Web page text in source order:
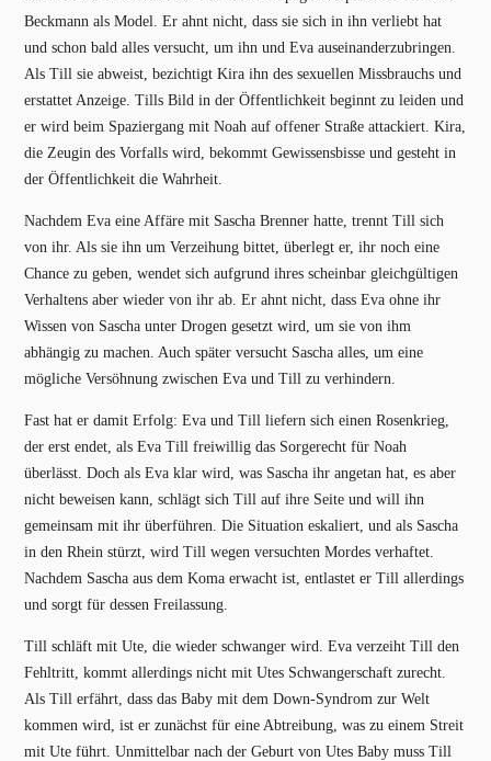
Beckmann als Model. Er ahnt nicht, dass sie sich in ihn verliebt hat
und schon bald alles versucht, um ihn und Eva auseinanderzubringen.
Als Till sie abweist, bezichtigt Kira ihn des sexuellen Missbrauchs und
erstattet Anzeige. Tills Bild in der Öffentlichkeit beginnt zu leiden und
er wird beim Spaziergang mit Noah auf offener Straße attackiert. Kira,
die Zeugin des Vorfalls wird, bekommt Gewissensbisse und gesteht in
der Öffentlichkeit die Wahrheit.
Nachdem Eva eine Affäre mit Sascha Brenner hatte, trennt Till sich
von ihr. Als sie ihn um Verzeihung bittet, überlegt er, ihr noch eine
Chance zu geben, wendet sich aufgrund ihres scheinbar gleichgültigen
Verhaltens aber wieder von ihr ab. Er ahnt nicht, dass Eva ohne ihr
Wissen von Sascha unter Drogen gesetzt wird, um sie von ihm
abhängig zu machen. Auch später versucht Sascha alles, um eine
mögliche Versöhnung zwischen Eva und Till zu verhindern.
Fast hat er damit Erfolg: Eva und Till liefern sich einen Rosenkrieg,
der erst endet, als Eva Till freiwillig das Sorgerecht für Noah
überlässt. Doch als Eva klar wird, was Sascha ihr angetan hat, es aber
nicht beweisen kann, schlägt sich Till auf ihre Seite und will ihn
gemeinsam mit ihr überführen. Die Situation eskaliert, und als Sascha
in den Rhein stürzt, wird Till wegen versuchten Mordes verhaftet.
Nachdem Sascha aus dem Koma erwacht ist, entlastet er Till allerdings
und sorgt für dessen Freilassung.
Till schläft mit Ute, die wieder schwanger wird. Eva verzeiht Till den
Fehltritt, kommt allerdings nicht mit Utes Schwangerschaft zurecht.
Als Till erfährt, dass das Baby mit dem Down-Syndrom zur Welt
kommen wird, ist er zunächst für eine Abtreibung, was zu einem Streit
mit Ute führt. Unmittelbar nach der Geburt von Utes Baby muss Till